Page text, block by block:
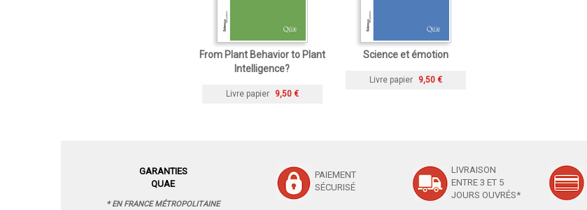
From Plant Behavior to Plant
Intelligence?
Livre papier 9,50 €
Science et émotion
Livre papier 9,50 €
GARANTIES
QUAE
* EN FRANCE MÉTROPOLITAINE
PAIEMENT
SÉCURISÉ
LIVRAISON
ENTRE 3 ET 5
JOURS OUVRÉS*